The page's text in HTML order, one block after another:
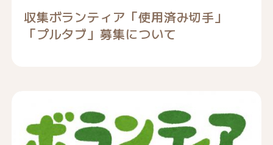
収集ボランティア「使用済み切手」
「プルタブ」募集について